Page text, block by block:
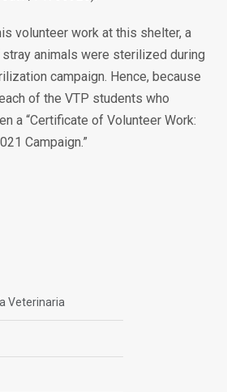
volunteer work at this shelter, a
animals were sterilized during
campaign. Hence, because
of the VTP students who
a “Certificate of Volunteer Work:
Campaign.”
Veterinaria